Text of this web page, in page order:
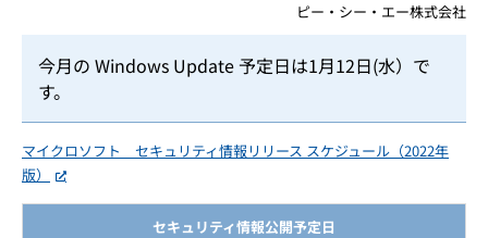
ピー・シー・エー株式会社
今月の Windows Update 予定日は1月12日(水）で
す。
マイクロソフト セキュリティ情報リリース スケジュール（2022年
版）
セキュリティ情報公開予定日